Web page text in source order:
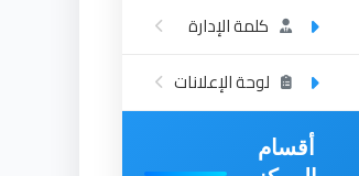
كلمة الإدارة
لوحة الإعلانات
أقسام